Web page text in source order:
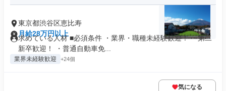
東京都渋谷区恵比寿
月給28万円以上
求めている人材 ■必須条件 ・業界・職種未経験歓迎！ ・第二
新卒歓迎！ ・普通自動車免...
業界未経験歓迎 +24個
気になる